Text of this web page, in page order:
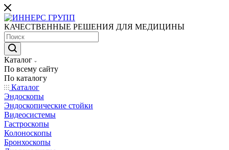
КАЧЕСТВЕННЫЕ РЕШЕНИЯ ДЛЯ МЕДИЦИНЫ
Каталог
По всему сайту
По каталогу
Каталог
Эндоскопы
Эндоскопические стойки
Видеосистемы
Гастроскопы
Колоноскопы
Бронхоскопы